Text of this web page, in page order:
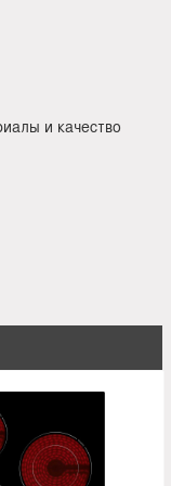
и качество